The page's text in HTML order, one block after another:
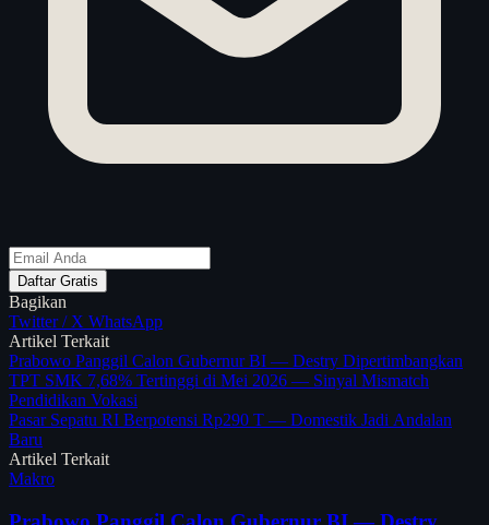
Daftar Gratis
Bagikan
Twitter / X WhatsApp
Artikel Terkait
Prabowo Panggil Calon Gubernur BI — Destry Dipertimbangkan
TPT SMK 7,68% Tertinggi di Mei 2026 — Sinyal Mismatch
Pendidikan Vokasi
Pasar Sepatu RI Berpotensi Rp290 T — Domestik Jadi Andalan
Baru
Artikel Terkait
Makro